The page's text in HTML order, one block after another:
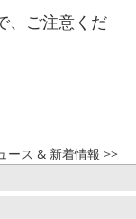
、ご注意くだ
ース & 新着情報 >>